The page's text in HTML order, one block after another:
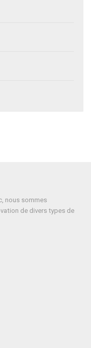
nous sommes
de divers types de